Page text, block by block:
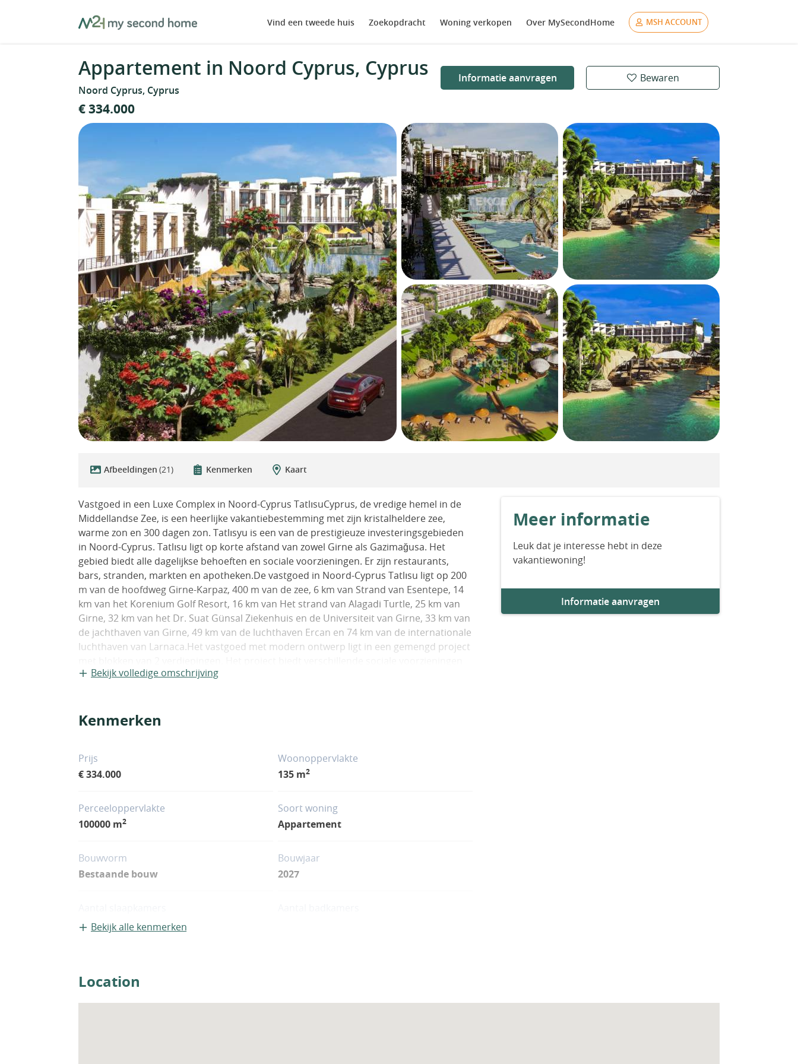
MySecondHome Vind een tweede huis Zoekopdracht Woning verkopen Over MySecondHome MSH ACCOUNT
Appartement in Noord Cyprus, Cyprus
Noord Cyprus, Cyprus
Informatie aanvragen Bewaren
€ 334.000
Afbeeldingen (21) Kenmerken Kaart
Vastgoed in een Luxe Complex in Noord-Cyprus TatlısuCyprus, de vredige hemel in de
Middellandse Zee, is een heerlijke vakantiebestemming met zijn kristalheldere zee,
warme zon en 300 dagen zon. Tatlısyu is een van de prestigieuze investeringsgebieden
in Noord-Cyprus. Tatlısu ligt op korte afstand van zowel Girne als Gazimağusa. Het
gebied biedt alle dagelijkse behoeften en sociale voorzieningen. Er zijn restaurants,
bars, stranden, markten en apotheken.De vastgoed in Noord-Cyprus Tatlısu ligt op 200
m van de hoofdweg Girne-Karpaz, 400 m van de zee, 6 km van Strand van Esentepe, 14
km van het Korenium Golf Resort, 16 km van Het strand van Alagadi Turtle, 25 km van
Girne, 32 km van het Dr. Suat Günsal Ziekenhuis en de Universiteit van Girne, 33 km van
de jachthaven van Girne, 49 km van de luchthaven Ercan en 74 km van de internationale
luchthaven van Larnaca.Het vastgoed met modern ontwerp ligt in een gemengd project
op de in totaal 100.000 m² grote percelen. Zo is er een gemeenschappelijke tuin,
appartementen met 1 slaapkamer en studio’s te koop aan. Elk vastgoed heeft een
Bekijk volledige omschrijving
Kenmerken
Prijs
€ 334.000
Woonoppervlakte
135 m2
Perceeloppervlakte
100000 m2
Soort woning
Appartement
Bouwvorm
Bestaande bouw
Bouwjaar
2027
2
Airco
Sauna
Zwembad
Bekijk alle kenmerken
Meer informatie
Leuk dat je interesse hebt in deze
vakantiewoning!
Informatie aanvragen
Location